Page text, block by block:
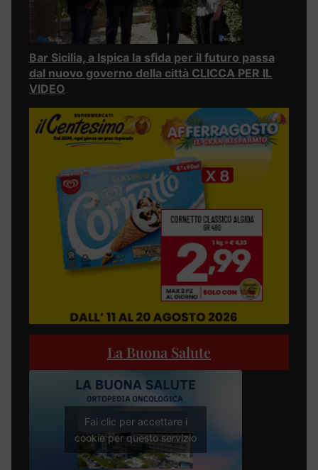
Bar Sicilia, a Ispica la sfida per il futuro passa
dal nuovo governo della città CLICCA PER IL
VIDEO
La Buona Salute
Fai clic per accettare i
cookie per questo servizio